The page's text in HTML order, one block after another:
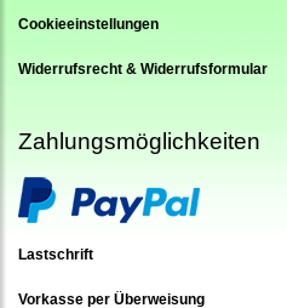
Cookieeinstellungen
Widerrufsrecht & Widerrufsformular
Zahlungsmöglichkeiten
Lastschrift
Vorkasse per Überweisung